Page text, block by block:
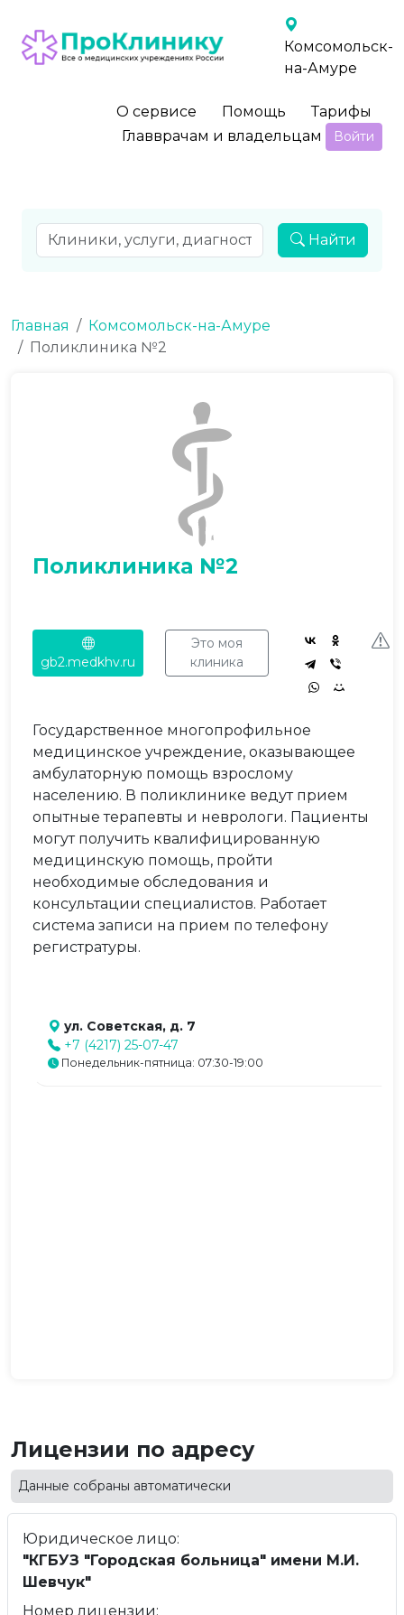
Комсомольск-
на-Амуре
О сервисе Помощь
Тарифы
Главврачам и владельцам
Войти
Найти
Главная
Комсомольск-на-Амуре
Поликлиника №2
Поликлиника №2
gb2.medkhv.ru
Это моя
клиника
Государственное многопрофильное
медицинское учреждение, оказывающее
амбулаторную помощь взрослому
населению. В поликлинике ведут прием
опытные терапевты и неврологи. Пациенты
могут получить квалифицированную
медицинскую помощь, пройти
необходимые обследования и
консультации специалистов. Работает
система записи на прием по телефону
регистратуры.
ул. Советская, д. 7
+7 (4217) 25-07-47
Понедельник-пятница: 07:30-19:00
Лицензии по адресу
Данные собраны автоматически
Юридическое лицо:
"КГБУЗ "Городская больница" имени М.И.
Шевчук"
Номер лицензии: